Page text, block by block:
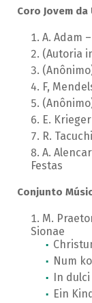
Coro Jovem da
A. Adam
(Autoria
F,
E.
R.
A.
Festas
Conjunto
M.
Sionae
Num
In
Ein